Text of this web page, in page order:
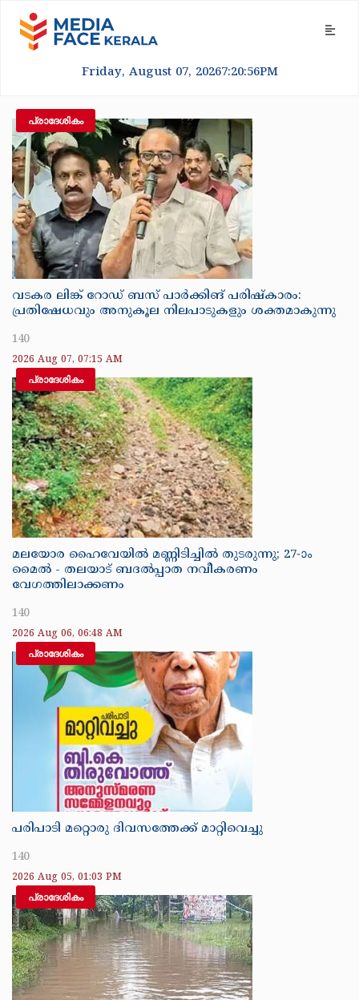
Friday, August 07, 20267:20:57PM
പ്രാദേശികം
വടകര ലിങ്ക് റോഡ് ബസ് പാർക്കിങ് പരിഷ്കാരം:
പ്രതിഷേധവും അനുകൂല നിലപാടുകളും ശക്തമാകുന്നു
140
2026 Aug 07, 07:15 AM
പ്രാദേശികം
മലയോര ഹൈവേയിൽ മണ്ണിടിച്ചിൽ തുടരുന്നു; 27-ാം
മൈൽ - തലയാട് ബദൽപ്പാത നവീകരണം
വേഗത്തിലാക്കണം
140
2026 Aug 06, 06:48 AM
പ്രാദേശികം
പരിപാടി മറ്റൊരു ദിവസത്തേക്ക് മാറ്റിവെച്ചു
140
2026 Aug 05, 01:03 PM
പ്രാദേശികം